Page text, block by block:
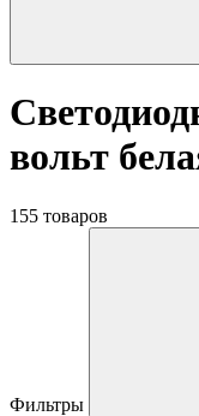
вольт
155 товаров
Фильтры